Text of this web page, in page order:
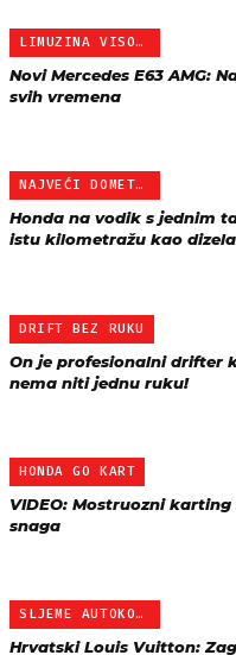
LIMUZINA VISOKIH PERFORM…
Novi Mercedes E63 AMG:
svih vremena
NAJVEĆI DOMET MEĐU KONKU…
Honda na vodik s jednim
istu kilometražu kao
DRIFT BEZ RUKU
On je profesionalni drifter
nema niti jednu ruku!
HONDA GO KART
VIDEO: Mostruozni karting
snaga
SLJEME AUTOKOFFER
Hrvatski Louis Vuitton: